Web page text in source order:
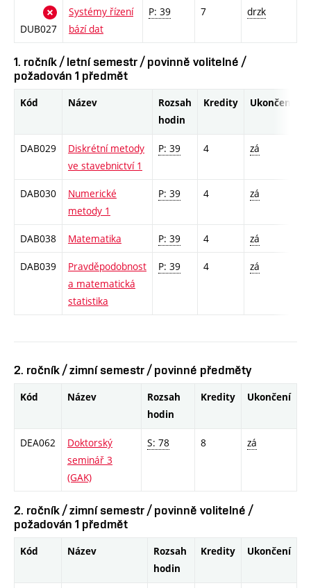
DUB027
Systémy řízení
bází dat
P: 39 7 drzk
1. ročník / letní semestr / povinně volitelné /
požadován 1 předmět
Kód Název
Rozsah
hodin
Kredity Ukončení
DAB029
Diskrétní metody
ve stavebnictví 1
P: 39 4 zá
DAB030
Numerické
metody 1
P: 39 4 zá
DAB038 Matematika P: 39 4 zá
DAB039
Pravděpodobnost
a matematická
statistika
P: 39 4 zá
2. ročník / zimní semestr / povinné předměty
Kód Název
Rozsah
hodin
Kredity Ukončení
DEA062
Doktorský
seminář 3
(GAK)
S: 78 8 zá
2. ročník / zimní semestr / povinně volitelné /
požadován 1 předmět
Kód Název
Rozsah
hodin
Kredity Ukončení